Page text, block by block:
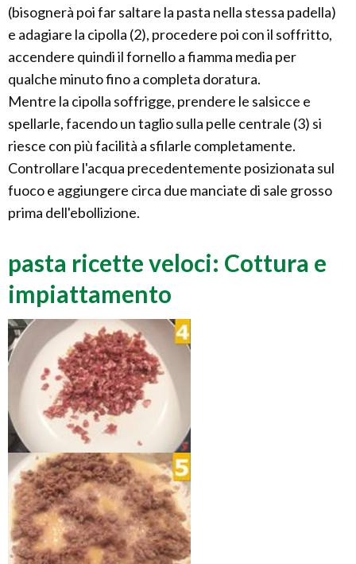
(bisognerà poi far saltare la pasta nella stessa padella)
e adagiare la cipolla (2), procedere poi con il soffritto,
accendere quindi il fornello a fiamma media per
qualche minuto fino a completa doratura.
Mentre la cipolla soffrigge, prendere le salsicce e
spellarle, facendo un taglio sulla pelle centrale (3) si
riesce con più facilità a sfilarle completamente.
Controllare l'acqua precedentemente posizionata sul
fuoco e aggiungere circa due manciate di sale grosso
prima dell'ebollizione.
pasta ricette veloci: Cottura e
impiattamento